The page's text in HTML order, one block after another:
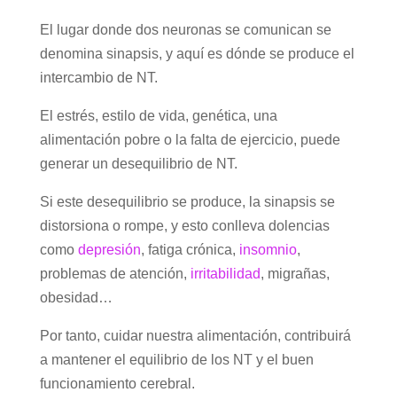
El lugar donde dos neuronas se comunican se
denomina sinapsis, y aquí es dónde se produce el
intercambio de NT.
El estrés, estilo de vida, genética, una
alimentación pobre o la falta de ejercicio, puede
generar un desequilibrio de NT.
Si este desequilibrio se produce, la sinapsis se
distorsiona o rompe, y esto conlleva dolencias
como depresión, fatiga crónica, insomnio,
problemas de atención, irritabilidad, migrañas,
obesidad…
Por tanto, cuidar nuestra alimentación, contribuirá
a mantener el equilibrio de los NT y el buen
funcionamiento cerebral.